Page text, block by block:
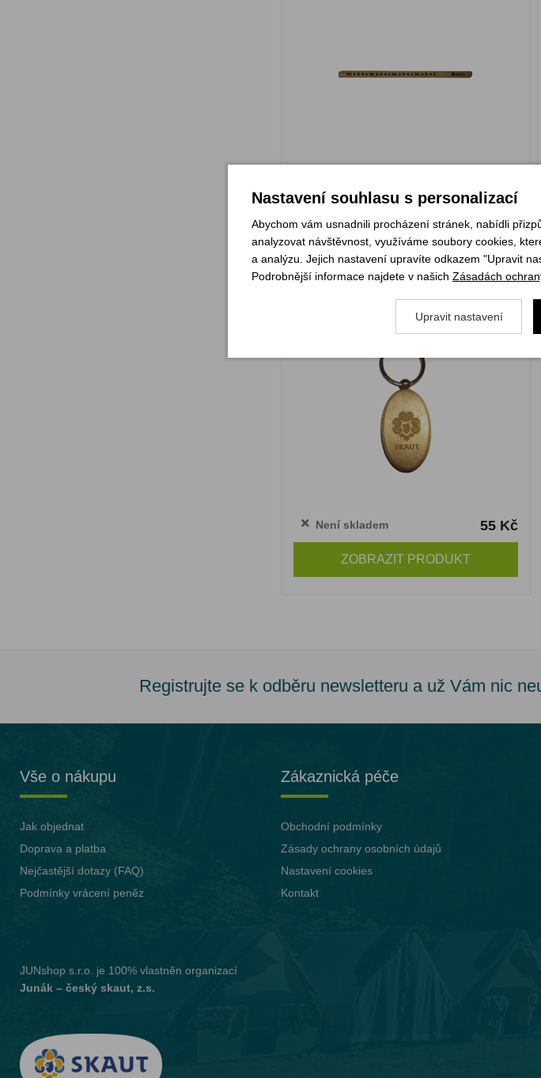
Přívěsek dřevěný Skaut
Není skladem 55 Kč
ZOBRAZIT PRODUKT
Registrujte se k odběru newsletteru a už Vám nic
Vše o nákupu
Jak objednat
Doprava a platba
Nejčastější dotazy (FAQ)
Podmínky vrácení peněz
JUNshop s.r.o.
je 100% vlastněn organizací
Junák – český skaut, z.s.
Zákaznická péče
Obchodní podmínky
Zásady ochrany osobních údajů
Nastavení cookies
Kontakt
Nastavení souhlasu s personalizací
Abychom vám usnadnili procházení stránek, nabídli
analyzovat návštěvnost, využíváme soubory cookies,
a analýzu. Jejich nastavení upravíte odkazem "Upravit
Podrobnější informace najdete v našich Zásadách
Upravit nastavení